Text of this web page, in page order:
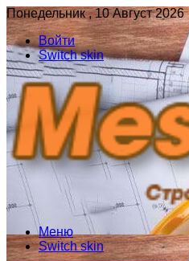
Понедельник , 10 Август 2026
Войти
Switch skin
Меню
Switch skin